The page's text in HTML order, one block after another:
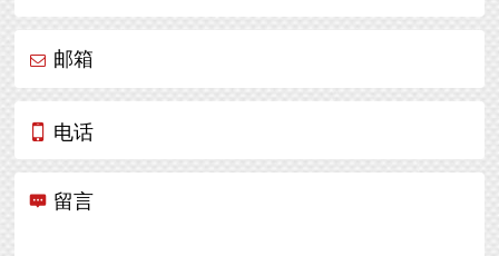
邮箱
电话
留言